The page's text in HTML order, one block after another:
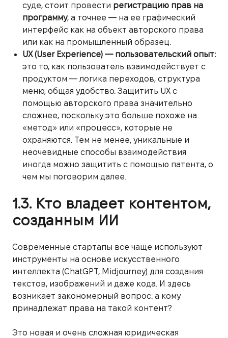
суде, стоит провести регистрацию прав на
программу, а точнее — на ее графический
интерфейс как на объект авторского права
или как на промышленный образец.
UX (User Experience) — пользовательский опыт:
это то, как пользователь взаимодействует с
продуктом — логика переходов, структура
меню, общая удобство. Защитить UX с
помощью авторского права значительно
сложнее, поскольку это больше похоже на
«метод» или «процесс», которые не
охраняются. Тем не менее, уникальные и
неочевидные способы взаимодействия
иногда можно защитить с помощью патента, о
чем мы поговорим далее.
1.3. Кто владеет контентом,
созданным ИИ
Современные стартапы все чаще используют
инструменты на основе искусственного
интеллекта (ChatGPT, Midjourney) для создания
текстов, изображений и даже кода. И здесь
возникает закономерный вопрос: а кому
принадлежат права на такой контент?
Это новая и очень сложная юридическая